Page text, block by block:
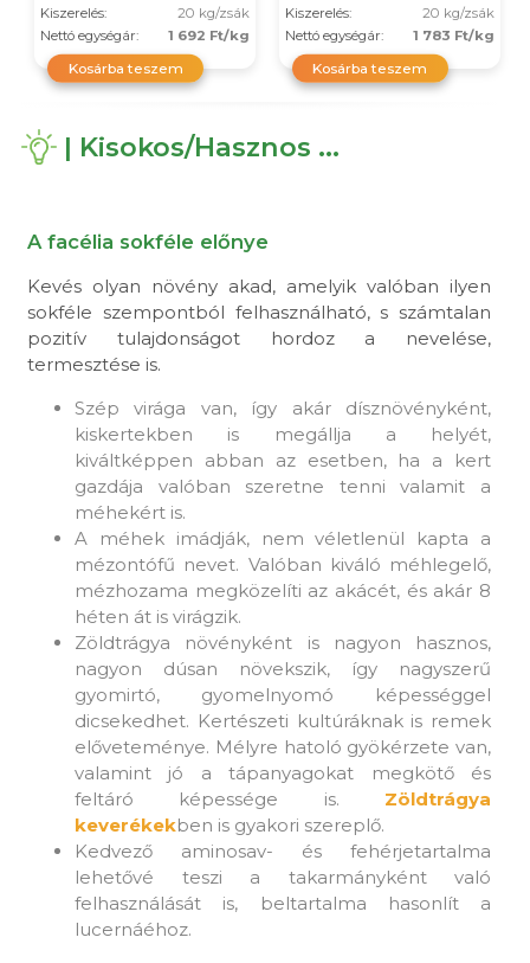
Kiszerelés:
20 kg/zsák
Nettó egységár:
1 692 Ft/kg
Kosárba teszem
Kiszerelés:
20 kg/zsák
Nettó egységár:
1 783 Ft/kg
Kosárba teszem
| Kisokos/Hasznos ...
A facélia sokféle előnye
Kevés olyan növény akad, amelyik valóban ilyen
sokféle szempontból felhasználható, s számtalan
pozitív tulajdonságot hordoz a nevelése,
termesztése is.
Szép virága van, így akár dísznövényként,
kiskertekben is megállja a helyét,
kiváltképpen abban az esetben, ha a kert
gazdája valóban szeretne tenni valamit a
méhekért is.
A méhek imádják, nem véletlenül kapta a
mézontófű nevet. Valóban kiváló méhlegelő,
mézhozama megközelíti az akácét, és akár 8
héten át is virágzik.
Zöldtrágya növényként is nagyon hasznos,
nagyon dúsan növekszik, így nagyszerű
gyomirtó, gyomelnyomó képességgel
dicsekedhet. Kertészeti kultúráknak is remek
előveteménye. Mélyre hatoló gyökérzete van,
valamint jó a tápanyagokat megkötő és
feltáró képessége is. Zöldtrágya
keverékekben is gyakori szereplő.
Kedvező aminosav- és fehérjetartalma
lehetővé teszi a takarmányként való
felhasználását is, beltartalma hasonlít a
lucernáéhoz.